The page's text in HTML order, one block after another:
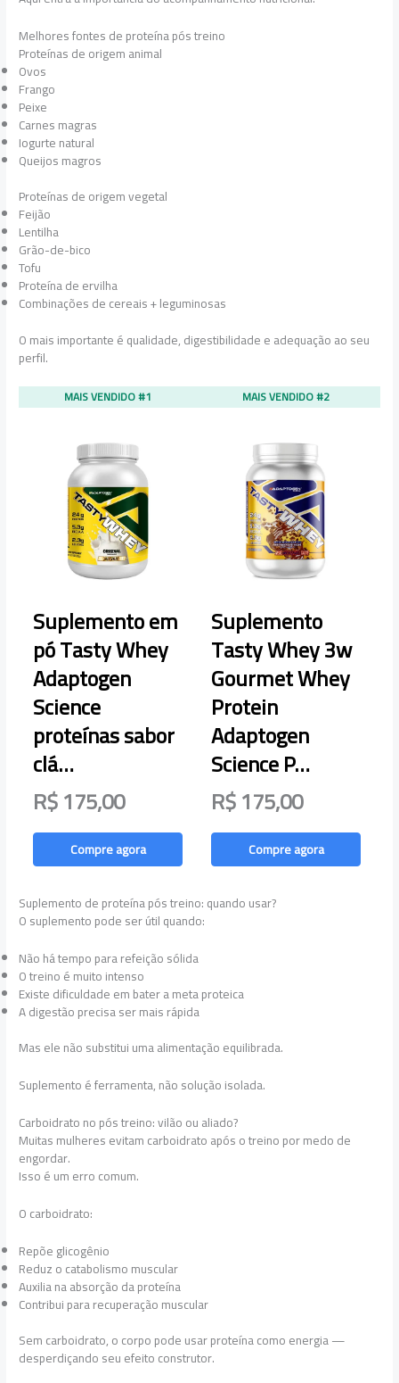
Melhores fontes de proteína pós treino
Proteínas de origem animal
Ovos
Frango
Peixe
Carnes magras
Iogurte natural
Queijos magros
Proteínas de origem vegetal
Feijão
Lentilha
Grão-de-bico
Tofu
Proteína de ervilha
Combinações de cereais + leguminosas
O mais importante é qualidade, digestibilidade e adequação ao seu
perfil.
MAIS VENDIDO #1
Suplemento em
pó Tasty Whey
Adaptogen
Science
proteínas sabor
clá…
R$ 175,00
Compre agora
MAIS VENDIDO #2
Suplemento
Tasty Whey 3w
Gourmet Whey
Protein
Adaptogen
Science P…
R$ 175,00
Compre agora
Suplemento de proteína pós treino: quando usar?
O suplemento pode ser útil quando:
Não há tempo para refeição sólida
O treino é muito intenso
Existe dificuldade em bater a meta proteica
A digestão precisa ser mais rápida
Mas ele não substitui uma alimentação equilibrada.
Suplemento é ferramenta, não solução isolada.
Carboidrato no pós treino: vilão ou aliado?
Muitas mulheres evitam carboidrato após o treino por medo de
engordar.
Isso é um erro comum.
O carboidrato:
Repõe glicogênio
Reduz o catabolismo muscular
Auxilia na absorção da proteína
Contribui para recuperação muscular
Sem carboidrato, o corpo pode usar proteína como energia —
desperdiçando seu efeito construtor.